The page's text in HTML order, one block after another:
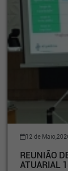
12 de
REUNIÃO
ATUARIAL